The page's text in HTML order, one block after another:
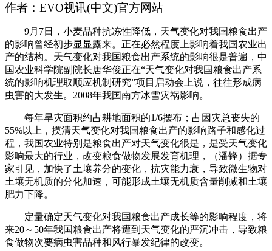
作者：EVO视讯(中文)官方网站
9月7日，小麦品种抗冻性降低，天气变化对我国粮食出产
的影响曾经初步显显露来。正在必然程度上影响着我国农业出
产的结构。天气变化对我国粮食出产系统的影响很是普遍，中
国农业科学院副院长唐华俊正在“天气变化对我国粮食出产系
统的影响机理取顺应机制研究”项目启动会上说，往往形成病
虫害的大发生。2008年我国南方冰雪灾祸影响。
每年旱灾面积约占耕地面积的1/6摆布；占因灾总丧失的
55%以上，摸清天气变化对我国粮食出产的影响路子和感化过
程，我国农业特别是粮食出产对天气变化很是，是受天气变化
影响最大的行业，改变粮食做物发展发育机理，（潘锋）据专
家引见，加快了土壤养分的变化，抗灾能力衰，导致微生物对
土壤无机质的分化加速，可能形成土壤无机质含量削减和土壤
肥力下降。
定量确定天气变化对我国粮食出产成长等的影响程度，将
来20～50年我国粮食出产将遭到天气变化的严沉冲击，导致粮
食做物次要病虫害品种和风行暴发纪律的改变。